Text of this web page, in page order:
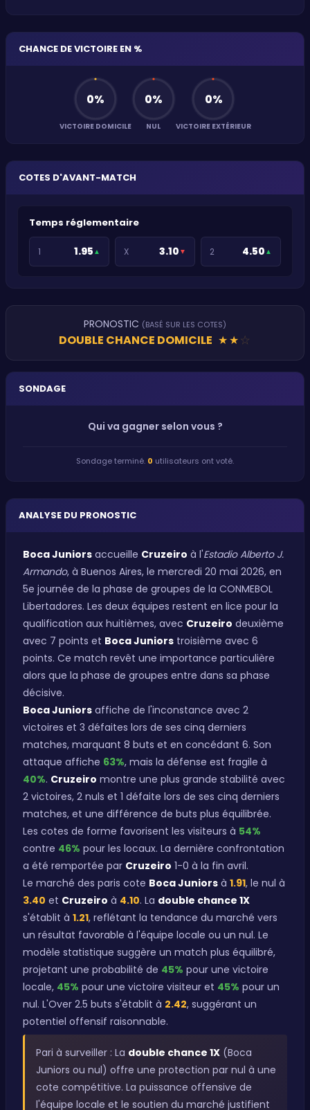
CHANCE DE VICTOIRE EN %
0%
VICTOIRE DOMICILE
0%
NUL
0%
VICTOIRE EXTÉRIEUR
COTES D'AVANT-MATCH
Temps réglementaire
1 1.95 ▲ X 3.10 ▼ 2 4.50 ▲
PRONOSTIC (BASÉ SUR LES COTES)
DOUBLE CHANCE DOMICILE ★★★
SONDAGE
Qui va gagner selon vous ?
Sondage terminé. 0 utilisateurs ont voté.
ANALYSE DU PRONOSTIC
Boca Juniors accueille Cruzeiro à l'Estadio Alberto J.
Armando, à Buenos Aires, le mercredi 20 mai 2026, en
5e journée de la phase de groupes de la CONMEBOL
Libertadores. Les deux équipes restent en lice pour la
qualification aux huitièmes, avec Cruzeiro deuxième
avec 7 points et Boca Juniors troisième avec 6
points. Ce match revêt une importance particulière
alors que la phase de groupes entre dans sa phase
décisive.
Boca Juniors affiche de l'inconstance avec 2
victoires et 3 défaites lors de ses cinq derniers
matches, marquant 8 buts et en concédant 6. Son
attaque affiche 63%, mais la défense est fragile à
40%. Cruzeiro montre une plus grande stabilité avec
2 victoires, 2 nuls et 1 défaite lors de ses cinq derniers
matches, et une différence de buts plus équilibrée.
Les cotes de forme favorisent les visiteurs à 54%
contre 46% pour les locaux. La dernière confrontation
a été remportée par Cruzeiro 1-0 à la fin avril.
Le marché des paris cote Boca Juniors à 1.91, le nul à
3.40 et Cruzeiro à 4.10. La double chance 1X
s'établit à 1.21, reflétant la tendance du marché vers
un résultat favorable à l'équipe locale ou un nul. Le
modèle statistique suggère un match plus équilibré,
projetant une probabilité de 45% pour une victoire
locale, 45% pour une victoire visiteur et 45% pour un
nul. L'Over 2.5 buts s'établit à 2.42, suggérant un
potentiel offensif raisonnable.
Pari à surveiller : La double chance 1X (Boca
Juniors ou nul) offre une protection par nul à une
cote compétitive. La puissance offensive de
l'équipe locale et le soutien du marché justifient